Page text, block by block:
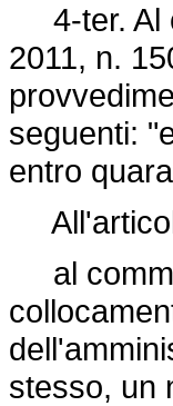
4-ter. Al
2011, n.
seguenti:
entro
al
stesso, un